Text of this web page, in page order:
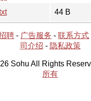
44 B
聘 - 广告服务 - 联系方式
司介绍 - 隐私政策
Sohu All Rights
所有